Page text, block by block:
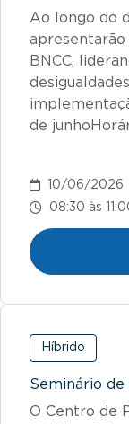
Ao longo do
BNCC,
de
10/06/2026
08:30 às
Híbrido
Seminário de
O Centro de